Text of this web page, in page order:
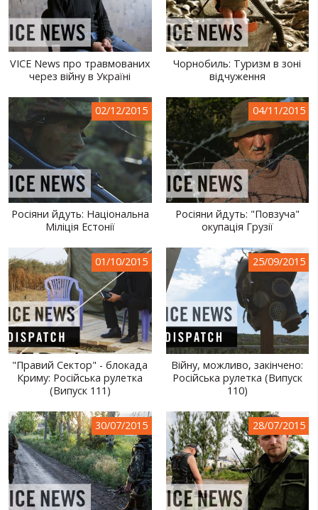
ВІДЕО ЗМІ
АМАТОРСЬКЕ ВІДЕО
ХУДОЖНІ ТА ДОКУМЕНТАЛЬНІ ПРОЕКТИ
СВІТ ПРО УКРАЇНУ
ПУБЛІЧНІ ЛЮДИ
РОСІЙСЬКО-УКРАЇНСЬКА ВІЙНА
"WINTER ON FIRE"
ХРОНОЛОГІЯ ЄВРОМАЙДАНУ
ПОСЛУГИ
VICE News про травмованих
через війну в Україні
Чорнобиль: Туризм в зоні
відчуження
02/12/2015
Росіяни йдуть: Національна
Міліція Естонії
04/11/2015
Росіяни йдуть: "Повзуча"
окупація Грузії
01/10/2015
"Правий Сектор" - блокада
Криму: Російська рулетка
(Випуск 111)
25/09/2015
Війну, можливо, закінчено:
Російська рулетка (Випуск
110)
30/07/2015 28/07/2015